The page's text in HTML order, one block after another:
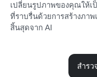
เปลี่ยนรูปภาพของคุณให้เ
ที่ราบรื่นด้วยการสร้างภาพ
สิ้นสุดจาก AI
สำรว